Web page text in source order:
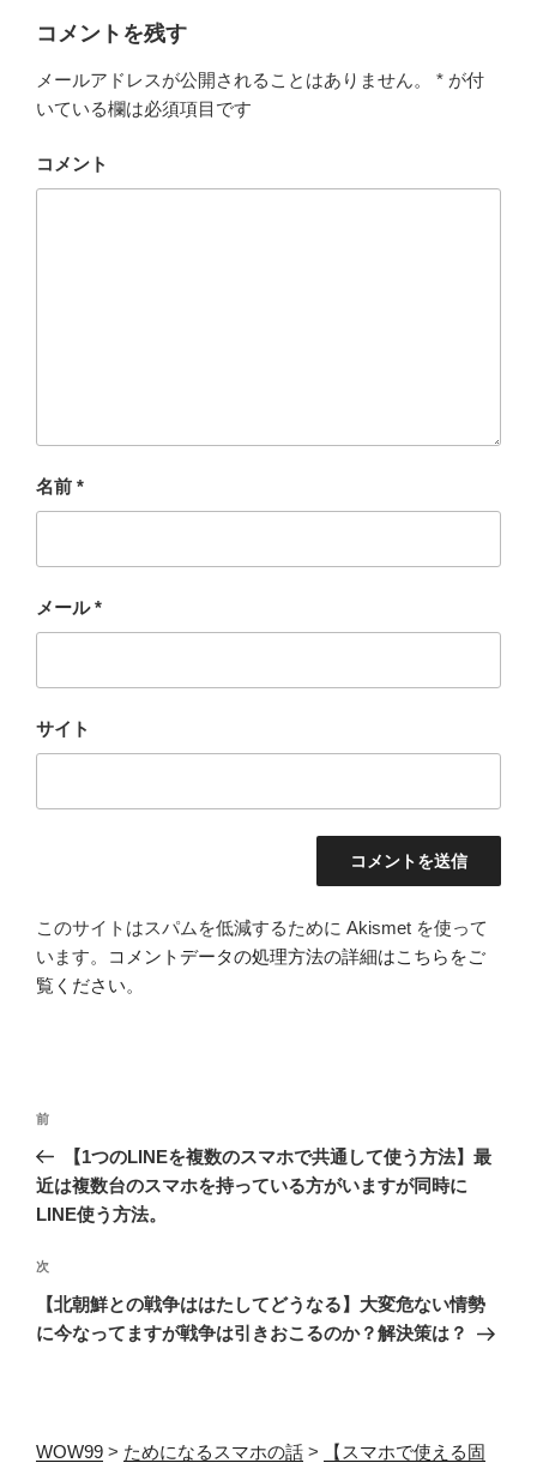
コメントを残す
メールアドレスが公開されることはありません。 * が付
いている欄は必須項目です
コメント
名前 *
メール*
サイト
このサイトはスパムを低減するために Akismet を使って
います。
コメントデータの処理方法の詳細はこちらをご
覧ください。
投
ナ
ビ
ー
シ
ョ
前
の
投
稿
前
【1つのLINEを複数のスマホで共通して使う方法】最
近は複数台のスマホを持っている方がいますが同時に
LINE使う方法。
次
の
投
次
【北朝鮮との戦争ははたしてどうなる】大変危ない情勢
に今なってますが戦争は引きおこるのか？解決策は？
WOW99 > ためになるスマホの話 > 【スマホで使える固